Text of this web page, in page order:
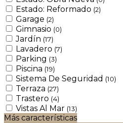
Estado: Reformado (2)
Garage (2)
Gimnasio (0)
Jardín (17)
Lavadero (7)
Parking (3)
Piscina (19)
Sistema De Seguridad (10)
Terraza (27)
Trastero (4)
Vistas Al Mar (13)
Más características